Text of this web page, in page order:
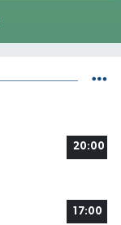
20:00
17:00